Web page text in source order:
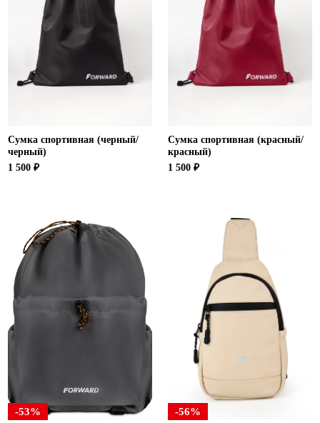
Сумка спортивная (черный/
черный)
1 500 ₽
Сумка спортивная (красный/
красный)
1 500 ₽
-53% -56%